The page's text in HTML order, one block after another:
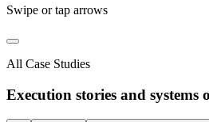
Swipe or tap arrows
All Case Studies
Execution stories and systems